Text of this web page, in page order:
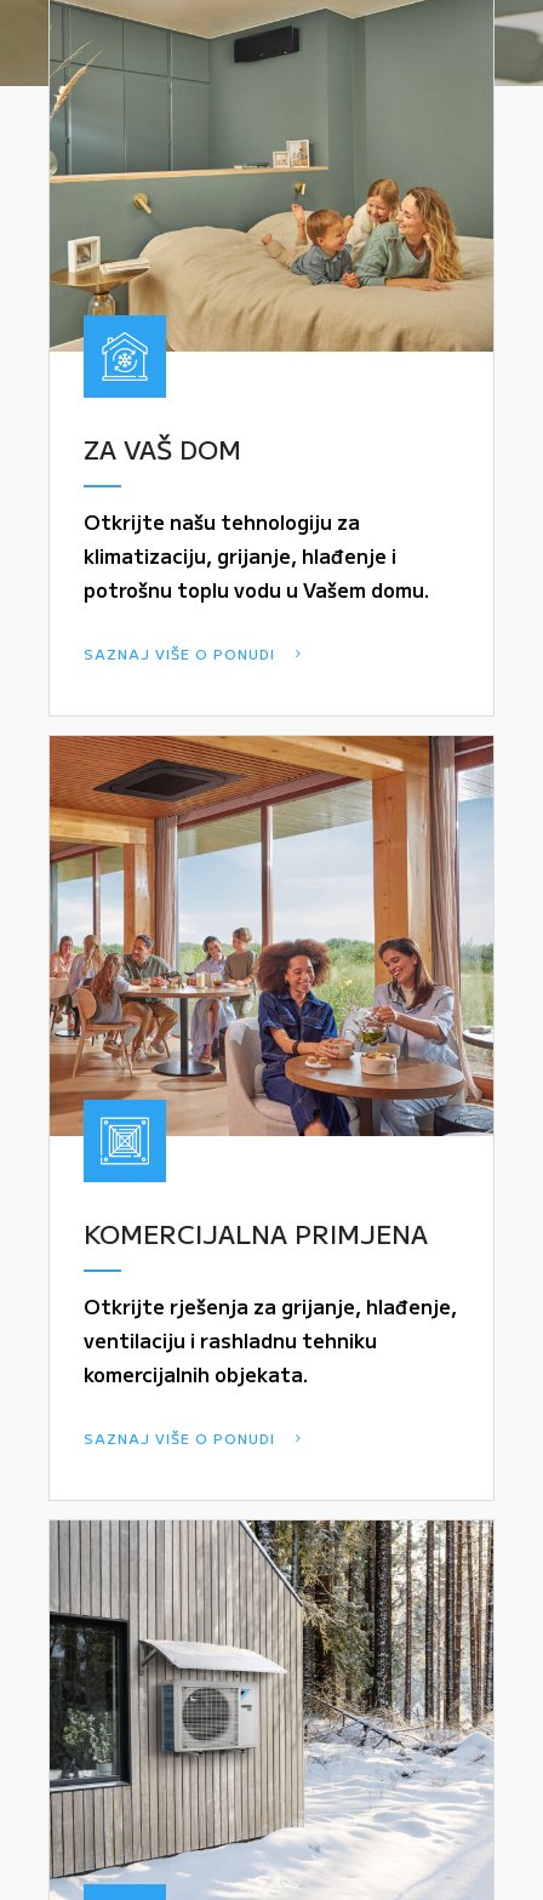
ZA VAŠ DOM
Otkrijte našu tehnologiju za
klimatizaciju, grijanje, hlađenje i
potrošnu toplu vodu u Vašem domu.
SAZNAJ VIŠE O PONUDI
KOMERCIJALNA PRIMJENA
Otkrijte rješenja za grijanje, hlađenje,
ventilaciju i rashladnu tehniku
komercijalnih objekata.
SAZNAJ VIŠE O PONUDI